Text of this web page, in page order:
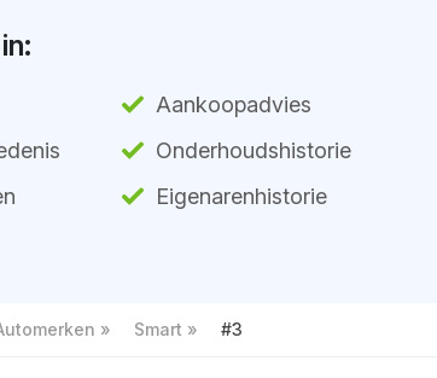
Aankoopadvies
Onderhoudshistorie
Eigenarenhistorie
Smart #3